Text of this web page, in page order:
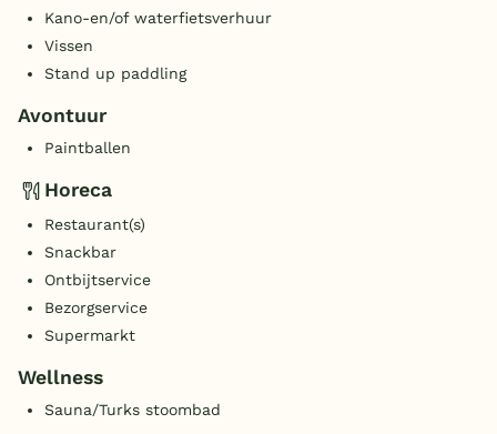
Kano-en/of waterfietsverhuur
Vissen
Stand up paddling
Avontuur
Paintballen
Horeca
Restaurant(s)
Snackbar
Ontbijtservice
Bezorgservice
Supermarkt
Wellness
Sauna/Turks stoombad